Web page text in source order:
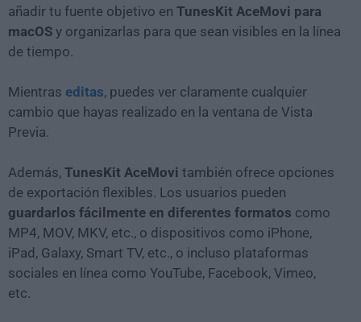
añadir tu fuente objetivo en TunesKit AceMovi para
macOS y organizarlas para que sean visibles en la línea
de tiempo.
Mientras editas, puedes ver claramente cualquier
cambio que hayas realizado en la ventana de Vista
Previa.
Además, TunesKit AceMovi también ofrece opciones
de exportación flexibles. Los usuarios pueden
guardarlos fácilmente en diferentes formatos como
MP4, MOV, MKV, etc., o dispositivos como iPhone,
iPad, Galaxy, Smart TV, etc., o incluso plataformas
sociales en línea como YouTube, Facebook, Vimeo,
etc.